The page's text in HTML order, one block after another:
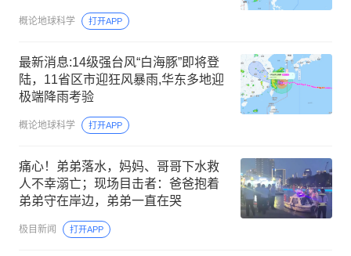
概论地球科学 打开APP
最新消息:14级强台风“白海豚”即将登
陆，11省区市迎狂风暴雨,华东多地迎
极端降雨考验
概论地球科学 打开APP
痛心！弟弟落水，妈妈、哥哥下水救
人不幸溺亡；现场目击者：爸爸抱着
弟弟守在岸边，弟弟一直在哭
极目新闻 打开APP